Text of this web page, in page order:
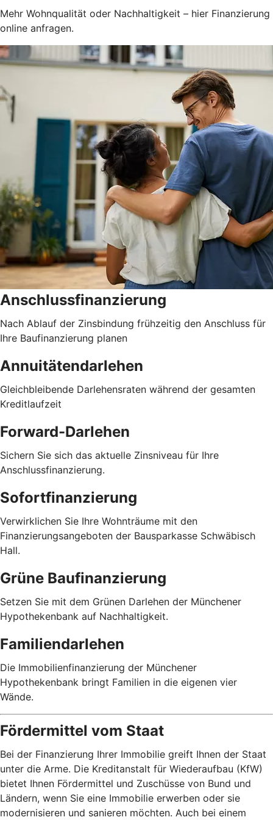
Mehr Wohnqualität oder Nachhaltigkeit – hier Finanzierung
online anfragen.
Anschlussfinanzierung
Nach Ablauf der Zinsbindung frühzeitig den Anschluss für
Ihre Baufinanzierung planen
Annuitätendarlehen
Gleichbleibende Darlehensraten während der gesamten
Kreditlaufzeit
Forward-Darlehen
Sichern Sie sich das aktuelle Zinsniveau für Ihre
Anschlussfinanzierung.
Sofortfinanzierung
Verwirklichen Sie Ihre Wohnträume mit den
Finanzierungsangeboten der Bausparkasse Schwäbisch
Hall.
Grüne Baufinanzierung
Setzen Sie mit dem Grünen Darlehen der Münchener
Hypothekenbank auf Nachhaltigkeit.
Familiendarlehen
Die Immobilienfinanzierung der Münchener
Hypothekenbank bringt Familien in die eigenen vier
Wände.
Fördermittel vom Staat
Bei der Finanzierung Ihrer Immobilie greift Ihnen der Staat
unter die Arme. Die Kreditanstalt für Wiederaufbau (KfW)
bietet Ihnen Fördermittel und Zuschüsse von Bund und
Ländern, wenn Sie eine Immobilie erwerben oder sie
modernisieren und sanieren möchten. Auch bei einem